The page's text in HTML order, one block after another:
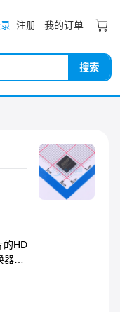
注册 我的订单
搜索
的HD
，